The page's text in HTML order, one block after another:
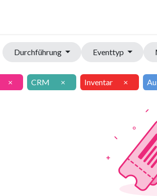
Durchführung Eventtyp
× CRM × Inventar ×